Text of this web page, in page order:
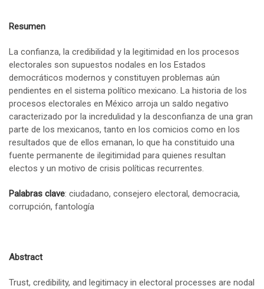
Resumen
La confianza, la credibilidad y la legitimidad en los procesos
electorales son supuestos nodales en los Estados
democráticos modernos y constituyen problemas aún
pendientes en el sistema político mexicano. La historia de los
procesos electorales en México arroja un saldo negativo
caracterizado por la incredulidad y la desconfianza de una gran
parte de los mexicanos, tanto en los comicios como en los
resultados que de ellos emanan, lo que ha constituido una
fuente permanente de ilegitimidad para quienes resultan
electos y un motivo de crisis políticas recurrentes.
Palabras clave: ciudadano, consejero electoral, democracia,
corrupción, fantología
Abstract
Trust, credibility, and legitimacy in electoral processes are nodal